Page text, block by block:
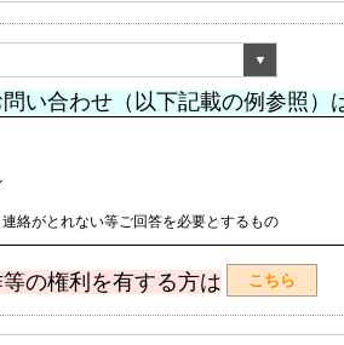
い合わせ（以下記載の例参照）
がとれない等ご回答を必要とするもの
の権利を有する方は こちら